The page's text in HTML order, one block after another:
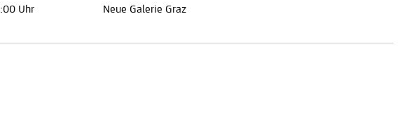
Uhr
Neue Galerie Graz